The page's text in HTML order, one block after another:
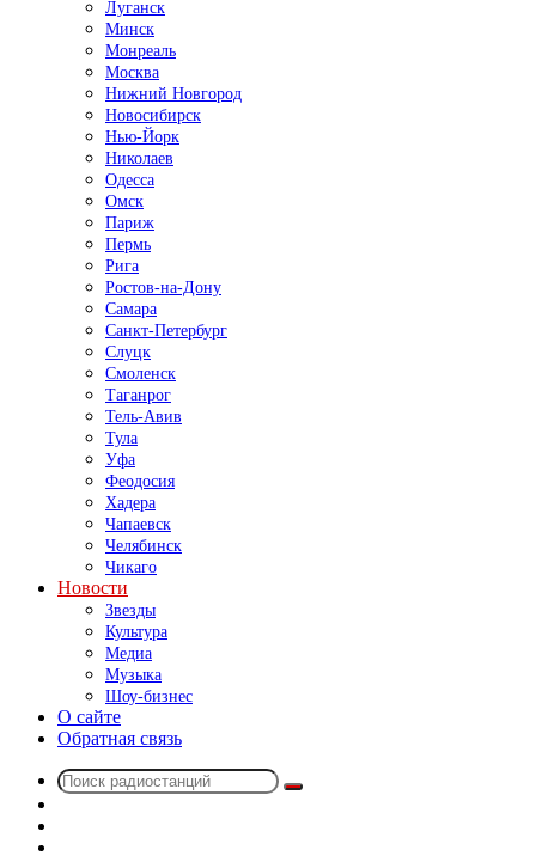
Луганск
Минск
Монреаль
Москва
Нижний Новгород
Новосибирск
Нью-Йорк
Николаев
Одесса
Омск
Париж
Пермь
Рига
Ростов-на-Дону
Самара
Санкт-Петербург
Слуцк
Смоленск
Таганрог
Тель-Авив
Тула
Уфа
Феодосия
Хадера
Чапаевск
Челябинск
Чикаго
Новости
Звезды
Культура
Медиа
Музыка
Шоу-бизнес
О сайте
Обратная связь
Поиск